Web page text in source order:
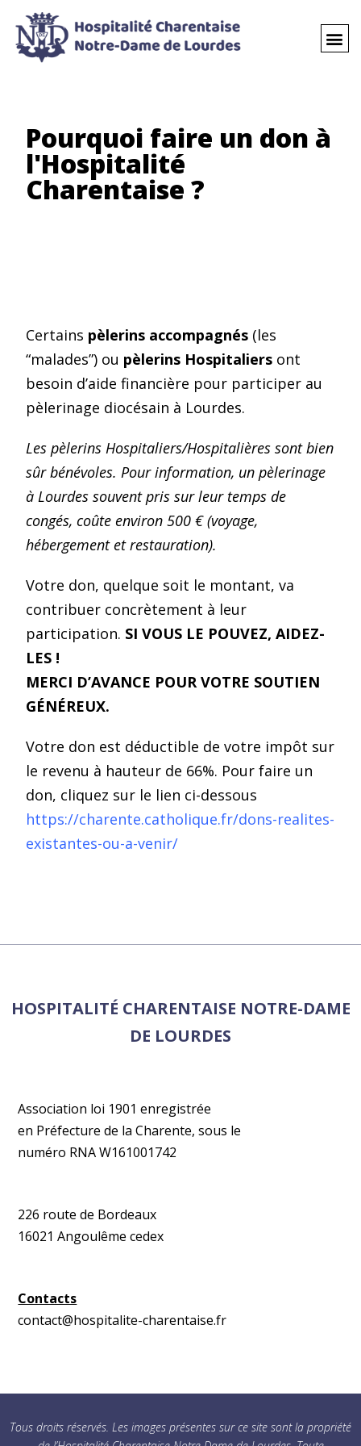
Pourquoi faire un don à
l'Hospitalité
Charentaise ?
Certains pèlerins accompagnés (les
“malades”) ou pèlerins Hospitaliers ont
besoin d’aide financière pour participer au
pèlerinage diocésain à Lourdes.
Les pèlerins Hospitaliers/Hospitalières sont bien
sûr bénévoles. Pour information, un pèlerinage
à Lourdes souvent pris sur leur temps de
congés, coûte environ 500 € (voyage,
hébergement et restauration).
Votre don, quelque soit le montant, va
contribuer concrètement à leur
participation. SI VOUS LE POUVEZ, AIDEZ-
LES !
MERCI D’AVANCE POUR VOTRE SOUTIEN
GÉNÉREUX.
Votre don est déductible de votre impôt sur
le revenu à hauteur de 66%. Pour faire un
don, cliquez sur le lien ci-dessous
https://charente.catholique.fr/dons-realites-
existantes-ou-a-venir/
HOSPITALITÉ CHARENTAISE NOTRE-DAME
DE LOURDES
Association loi 1901 enregistrée
en Préfecture de la Charente, sous le
numéro RNA W161001742
226 route de Bordeaux
16021 Angoulême cedex
Contacts
contact@hospitalite-charentaise.fr
Tous droits réservés. Les images présentes sur ce site sont la propriété